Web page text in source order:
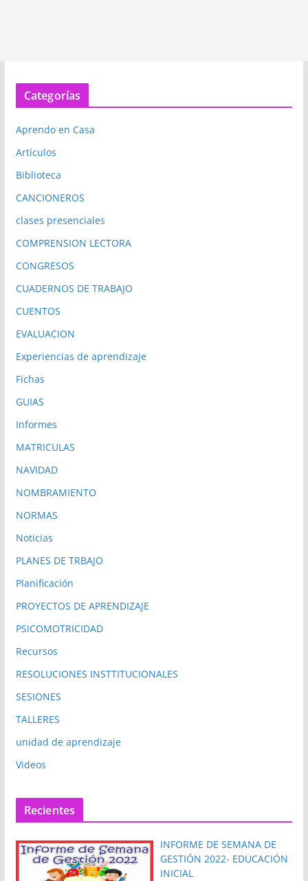
Categorías
Aprendo en Casa
Artículos
Biblioteca
CANCIONEROS
clases presenciales
COMPRENSION LECTORA
CONGRESOS
CUADERNOS DE TRABAJO
CUENTOS
EVALUACION
Experiencias de aprendizaje
Fichas
GUIAS
Informes
MATRICULAS
NAVIDAD
NOMBRAMIENTO
NORMAS
Noticias
PLANES DE TRBAJO
Planificación
PROYECTOS DE APRENDIZAJE
PSICOMOTRICIDAD
Recursos
RESOLUCIONES INSTTITUCIONALES
SESIONES
TALLERES
unidad de aprendizaje
Videos
Recientes
INFORME DE SEMANA DE
GESTIÓN 2022- EDUCACIÓN
INICIAL